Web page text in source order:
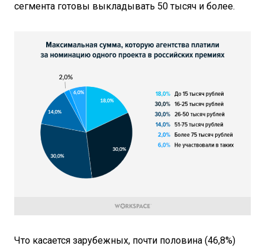
сегмента готовы выкладывать 50 тысяч и более.
Что касается зарубежных, почти половина (46,8%)